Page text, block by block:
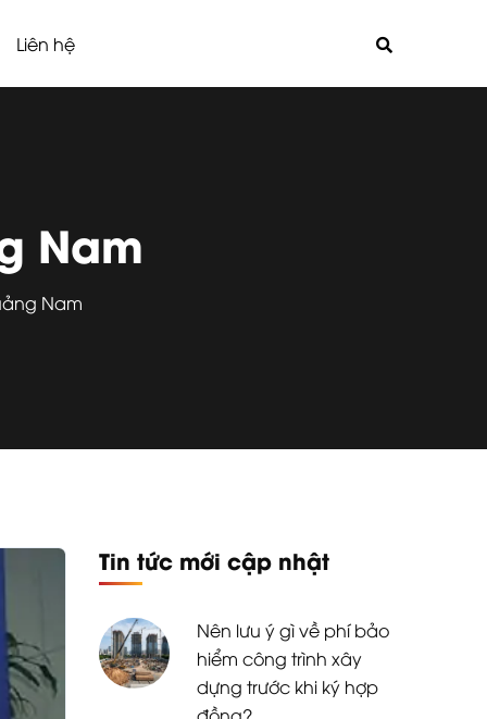
Liên hệ
Nam
Nam
Tin tức mới cập nhật
Nên lưu ý gì về phí bảo
hiểm công trình xây
dựng trước khi ký hợp